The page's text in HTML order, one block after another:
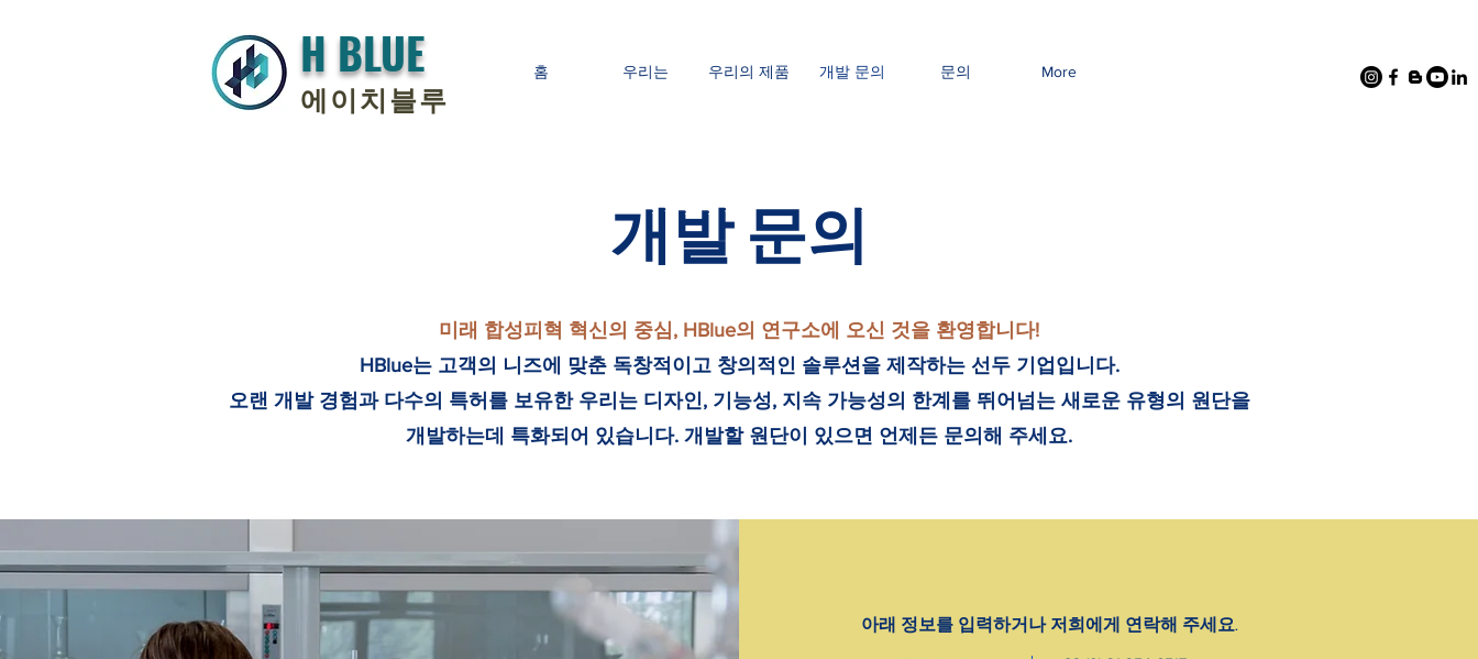
H BLUE
에이치블루
홈 우리는 우리의 제품 개발 문의 문의 More
개발 문의
미래 합성피혁 혁신의 중심, HBlue의 연구소에 오신 것을 환영합니다!
HBlue는 고객의 니즈에 맞춘 독창적이고 창의적인 솔루션을 제작하는 선두 기업입니다.
오랜 개발 경험과 다수의 특허를 보유한 우리는 디자인, 기능성, 지속 가능성의 한계를 뛰어넘는 새로운 유형의 원단을
개발하는데 특화되어 있습니다. 개발할 원단이 있으면 언제든 문의해 주세요.
아래 정보를 입력하거나 저희에게 연락해 주세요.